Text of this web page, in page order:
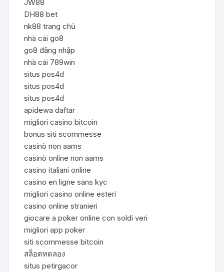
JW88
DH88 bet
nk88 trang chủ
nhà cái go8
go8 đăng nhập
nhà cái 789win
situs pos4d
situs pos4d
situs pos4d
apidewa daftar
migliori casino bitcoin
bonus siti scommesse
casinò non aams
casinò online non aams
casino italiani online
casino en ligne sans kyc
migliori casino online esteri
casino online stranieri
giocare a poker online con soldi veri
migliori app poker
siti scommesse bitcoin
สล็อตทดลอง
situs petirgacor